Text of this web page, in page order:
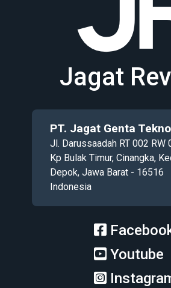
Jagat
PT. Jagat Genta
Jl. Darussaadah RT 002 RW
Kp Bulak Timur, Cinangka,
Depok, Jawa Barat - 16516
Indonesia
Youtube